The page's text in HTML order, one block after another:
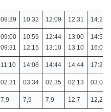
08:39 10:32 12:09 12:31 14:23
09:00
09:31
10:59
12:15
12:44
13:10
13:00
13:10
14:57
16:09
11:10 14:06 14:44 14:44 17:25
02:31 03:34 02:35 02:13 03:02
7,9 7,9 7,9 12,7 12,25